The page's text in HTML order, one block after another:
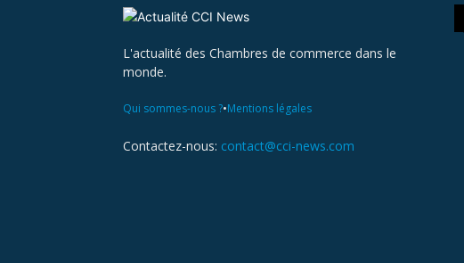
L'actualité des Chambres de commerce dans le
monde.
Qui sommes-nous ?•Mentions légales
Contactez-nous: contact@cci-news.com